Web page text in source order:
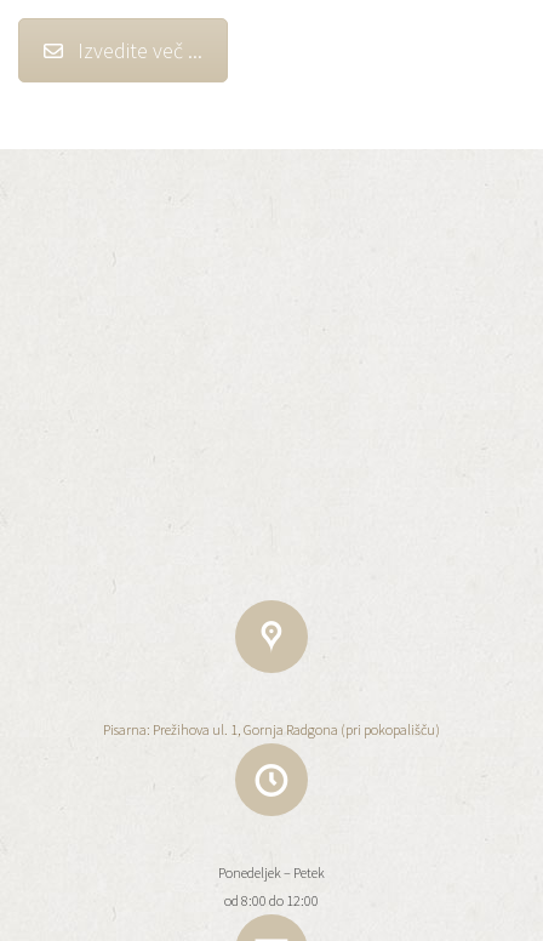
Izvedite več ...
Pisarna: Prežihova ul. 1, Gornja Radgona (pri pokopališču)
Ponedeljek – Petek
od 8:00 do 12:00